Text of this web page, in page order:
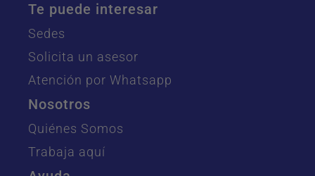
Te puede interesar
Sedes
Solicita un asesor
Atención por Whatsapp
Nosotros
Quiénes Somos
Trabaja aquí